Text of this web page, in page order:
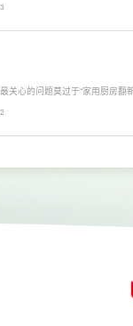
需要持续大量净水的用户。小户
关心的问题莫过于“家用厨房翻
否更换橱柜、电器、水电等因素